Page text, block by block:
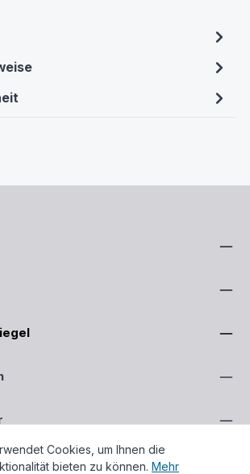
Cookies, um Ihnen die
bieten zu können. Mehr